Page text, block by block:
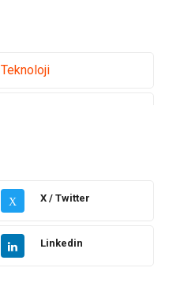
Teknoloji
Elektrik Elektronik
Tatil
X X / Twitter
Linkedin